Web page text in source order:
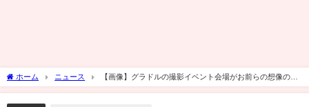
ホーム ニュース
【画像】グラドルの撮影イベント会場がお前らの想像の5
倍くらいはヤバイｗｗｗｗｗ